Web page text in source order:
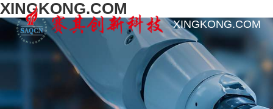
XINGKONG.COM
XINGKONG.COM